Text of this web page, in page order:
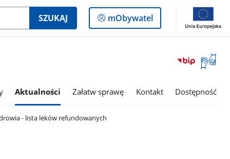
SZUKAJ
Logowanie
do
mObywatel
Otwórz
okno
Aktualności Załatw sprawę Kontakt Dostępność
- lista leków refundowanych